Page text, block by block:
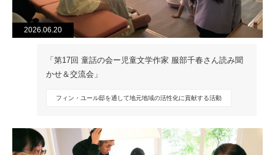
2026.06.20
「第17回 童話の会ー児童文学作家 服部千春さん読み聞
かせ＆交流会」
フィン・ユール邸を通して地元地域の活性化に貢献する活動